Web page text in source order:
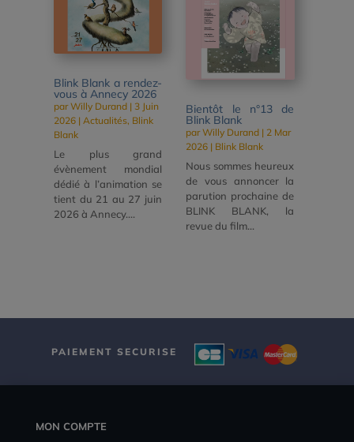
Blink Blank a rendez-
vous à Annecy 2026
parWilly Durand | 3 Juin
2026 |Actualités, Blink
Blank
Le plus grand
évènement mondial
dédié à l’animation se
tient du 21 au 27 juin
2026 à Annecy....
Bientôt le n°13 de
Blink Blank
parWilly Durand | 2 Mar
2026 | Blink Blank
Nous sommes heureux
de vous annoncer la
parution prochaine de
BLINK BLANK, la
revue du film...
PAIEMENT SECURISE
MON COMPTE